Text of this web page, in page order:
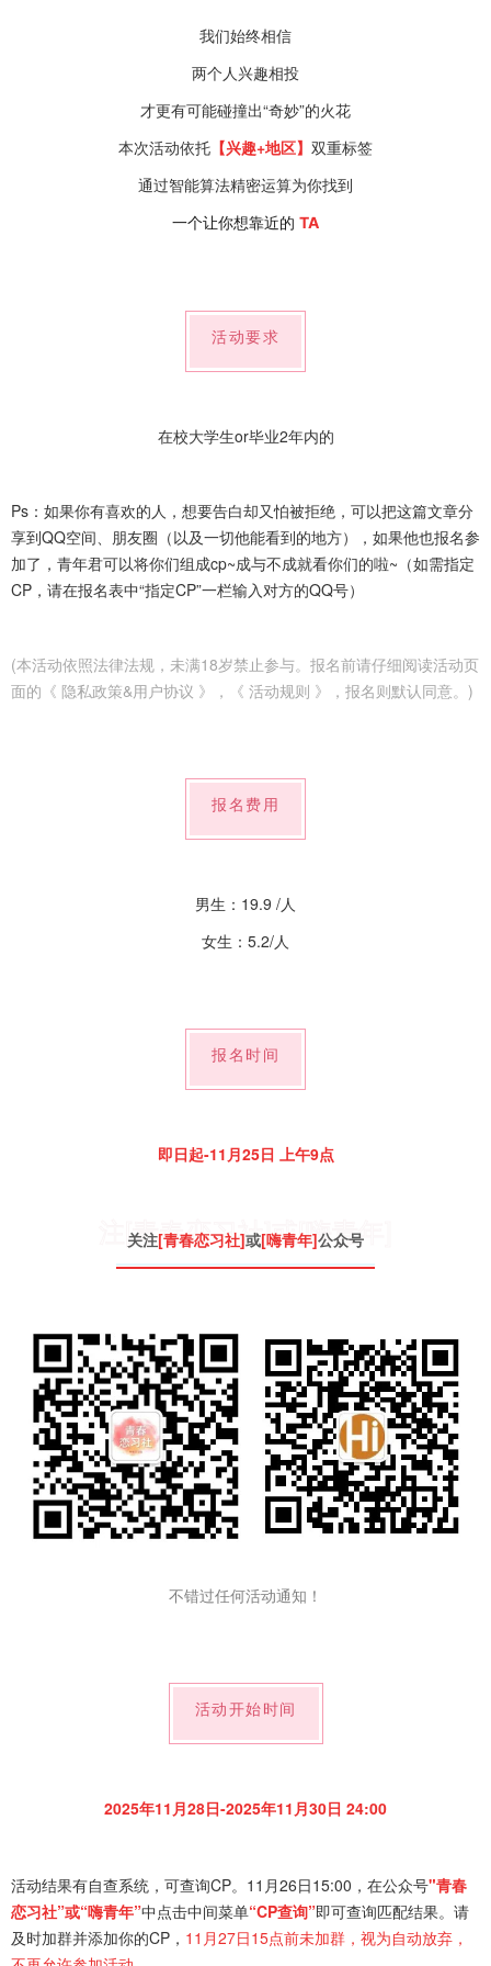
我们始终相信
两个人兴趣相投
才更有可能碰撞出“奇妙”的火花
本次活动依托 【兴趣+地区】 双重标签
通过智能算法精密运算为你找到
一个让你想靠近的 TA
活动要求
在校大学生or毕业2年内的
Ps：如果你有喜欢的人，想要告白却又怕被拒绝，可以把这篇文章分
享到QQ空间、朋友圈（以及一切他能看到的地方），如果他也报名参
加了，青年君可以将你们组成cp~成与不成就看你们的啦~（如需指定
CP，请在报名表中“指定CP”一栏输入对方的QQ号）
(本活动依照法律法规，未满18岁禁止参与。报名前请仔细阅读活动页
面的《 隐私政策&用户协议 》，《 活动规则 》，报名则默认同意。)
报名费用
男生：19.9 /人
女生：5.2/人
报名时间
即日起-11月25日 上午9点
注[青春恋习社]或[嗨青年]
关注[青春恋习社]或[嗨青年]公众号
不错过任何活动通知！
活动开始时间
2025年11月28日-2025年11月30日 24:00
活动结果有自查系统，可查询CP。11月26日15:00，在公众号"青春
恋习社”或“嗨青年”中点击中间菜单“CP查询”即可查询匹配结果。请
及时加群并添加你的CP， 11月27日15点前未加群，视为自动放弃，